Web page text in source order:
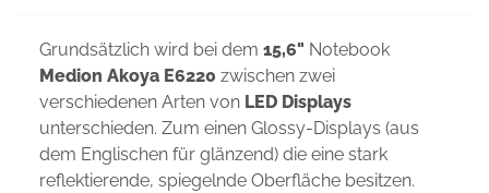
Grundsätzlich wird bei dem 15,6" Notebook
Medion Akoya E6220 zwischen zwei
verschiedenen Arten von LED Displays
unterschieden. Zum einen Glossy-Displays (aus
dem Englischen für glänzend) die eine stark
reflektierende, spiegelnde Oberfläche besitzen.